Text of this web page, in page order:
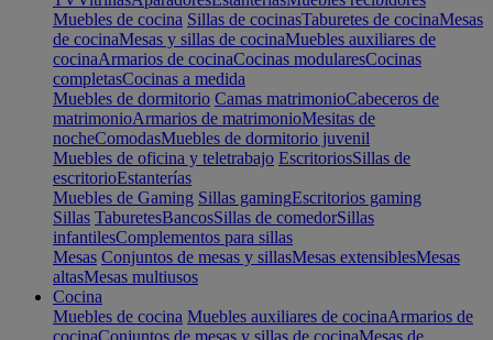
Muebles de cocina Sillas de cocinasTaburetes de cocinaMesas
de cocinaMesas y sillas de cocinaMuebles auxiliares de
cocinaArmarios de cocinaCocinas modularesCocinas
completasCocinas a medida
Muebles de dormitorio Camas matrimonioCabeceros de
matrimonioArmarios de matrimonioMesitas de
nocheComodasMuebles de dormitorio juvenil
Muebles de oficina y teletrabajo EscritoriosSillas de
escritorioEstanterías
Muebles de Gaming Sillas gamingEscritorios gaming
Sillas TaburetesBancosSillas de comedorSillas
infantilesComplementos para sillas
Mesas Conjuntos de mesas y sillasMesas extensiblesMesas
altasMesas multiusos
Cocina
Muebles de cocina Muebles auxiliares de cocinaArmarios de
cocinaConjuntos de mesas y sillas de cocinaMesas de